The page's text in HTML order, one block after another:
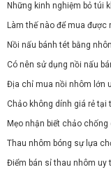
Những kinh nghiệm bỏ túi
Làm thế nào để mua
Nồi nấu bánh tét bằng
Có nên sử dụng nồi nấu
Địa chỉ mua nồi nhôm lớn
Chảo không dính giá rẻ tại
Mẹo nhận biết chảo
Thau nhôm bóng sự lựa
Điểm bán sỉ thau nhôm uy